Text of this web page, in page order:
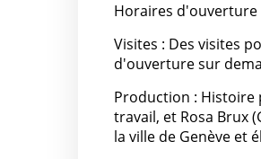
Horaires d'ouverture
Visites : Des visites
d'ouverture sur
Production : Histoire
travail, et Rosa Brux
la ville de Genève et